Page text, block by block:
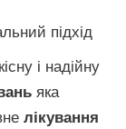
підхід
і надійну
яка
лікування